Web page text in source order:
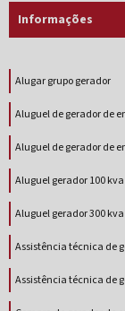
Informações
Alugar grupo gerador
Aluguel de gerador de
Aluguel de gerador de
Aluguel gerador 100
Aluguel gerador 300 kva
Assistência técnica de
Assistência técnica de